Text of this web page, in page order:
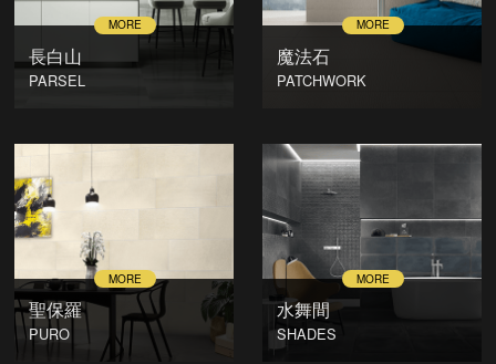
長白山
PARSEL
魔法石
PATCHWORK
聖保羅
PURO
水舞間
SHADES